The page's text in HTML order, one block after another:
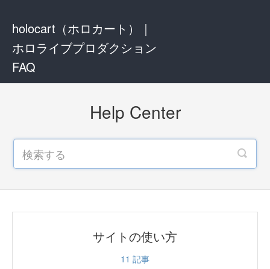
holocart（ホロカート）｜
ホロライブプロダクション
FAQ
Help Center
サイトの使い方
11 記事